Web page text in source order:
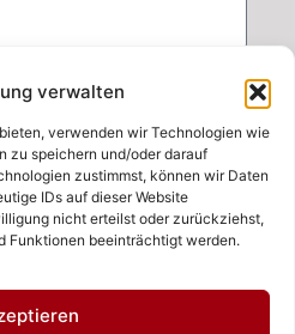
verwalten
verwenden wir Technologien wie
zu speichern und/oder darauf
zustimmst, können wir Daten
IDs auf dieser Website
nicht erteilst oder zurückziehst,
Funktionen beeinträchtigt werden.
Sie uns an!